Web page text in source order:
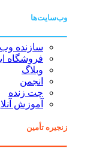
وب‌سایت‌ها
سازنده
فروشگاه
وبلاگ
انجمن
چت زنده
آموزش
زنجیره تأمین